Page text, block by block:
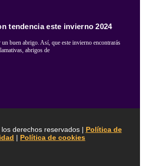
tendencia este invierno 2024
buen abrigo. Así, que este invierno encontrarás
abrigos de
derechos reservados | Política de
| Política de cookies